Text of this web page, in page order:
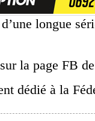
longue
la page FB
dédié à la